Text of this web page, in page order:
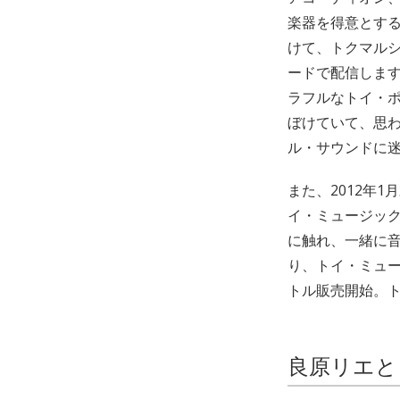
楽器を得意とす
けて、トクマル
ードで配信しま
ラフルなトイ・
ぼけていて、思
ル・サウンドに
また、2012年1
イ・ミュージッ
に触れ、一緒に
り、トイ・ミュ
トル販売開始。
良原リエ